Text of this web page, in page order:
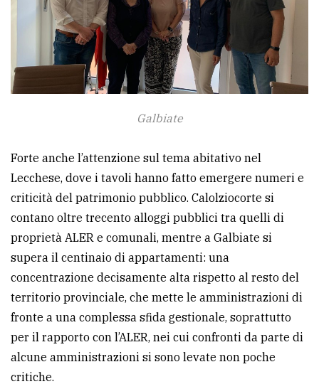
Galbiate
Forte anche l’attenzione sul tema abitativo nel
Lecchese, dove i tavoli hanno fatto emergere numeri e
criticità del patrimonio pubblico. Calolziocorte si
contano oltre trecento alloggi pubblici tra quelli di
proprietà ALER e comunali, mentre a Galbiate si
supera il centinaio di appartamenti: una
concentrazione decisamente alta rispetto al resto del
territorio provinciale, che mette le amministrazioni di
fronte a una complessa sfida gestionale, soprattutto
per il rapporto con l’ALER, nei cui confronti da parte di
alcune amministrazioni si sono levate non poche
critiche.